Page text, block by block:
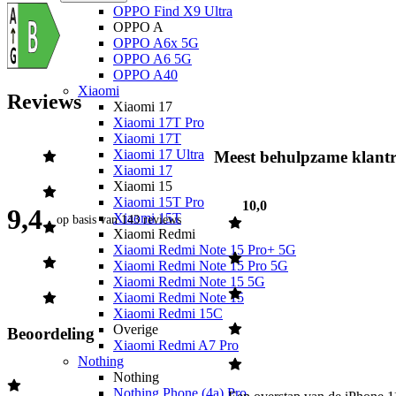
OPPO Find X9 Ultra
OPPO A
OPPO A6x 5G
OPPO A6 5G
OPPO A40
Xiaomi
Xiaomi 17
Xiaomi 17T Pro
Xiaomi 17T
Xiaomi 17 Ultra
Xiaomi 17
Xiaomi 15
Xiaomi 15T Pro
Xiaomi 15T
Xiaomi Redmi
Xiaomi Redmi Note 15 Pro+ 5G
Xiaomi Redmi Note 15 Pro 5G
Xiaomi Redmi Note 15 5G
Xiaomi Redmi Note 15
Xiaomi Redmi 15C
Overige
Xiaomi Redmi A7 Pro
Nothing
Nothing
Nothing Phone (4a) Pro
Reviews
9,4 op basis van143 reviews
Beoordeling
Meest behulpzame
10,0